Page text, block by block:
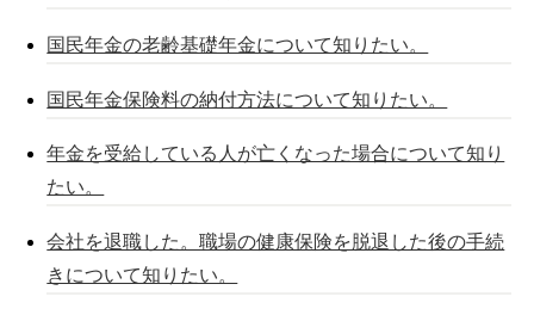
国民年金の老齢基礎年金について知りたい。
国民年金保険料の納付方法について知りたい。
年金を受給している人が亡くなった場合について知り
たい。
会社を退職した。職場の健康保険を脱退した後の手続
きについて知りたい。